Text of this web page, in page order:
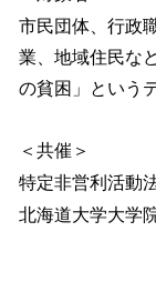
市民団体、行政
業、地域住民な
の貧困」という
＜共催＞
特定非営利活動
北海道大学大学